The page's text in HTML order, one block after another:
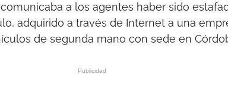
a los agentes haber sido
adquirido a través de Internet a una
de segunda mano con sede en